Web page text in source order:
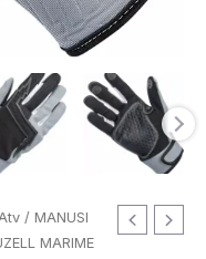
/ MANUSI
MARIME